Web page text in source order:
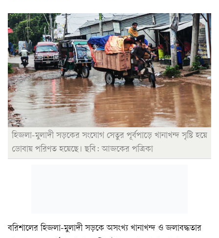
হিজলা-মুলাদী সড়কের সংযোগ সেতুর পূর্বপাড়ে খানাখন্দ সৃষ্টি হয়ে
ডোবায় পরিণত হয়েছে। ছবি: আজকের পত্রিকা
বরিশালের হিজলা-মুলাদী সড়কে অসংখ্য খানাখন্দ ও জলাবদ্ধতার